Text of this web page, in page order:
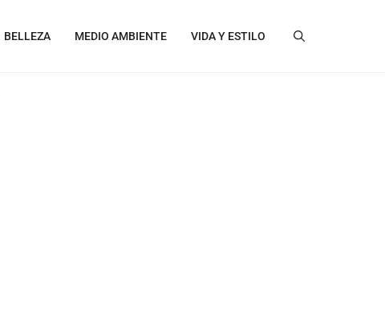
BELLEZA MEDIO AMBIENTE VIDA Y ESTILO